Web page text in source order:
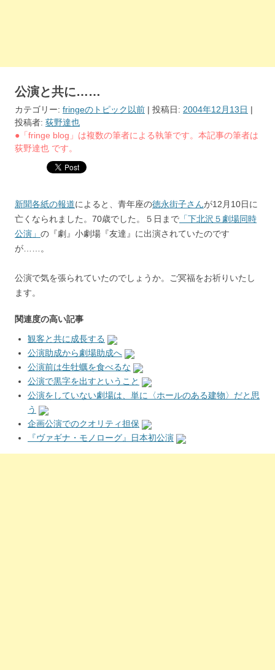
公演と共に……
カテゴリー: fringeのトピック以前 | 投稿日: 2004年12月13日 |
投稿者: 荻野達也
●「fringe blog」は複数の筆者による執筆です。本記事の筆者は
荻野達也 です。
新聞各紙の報道によると、青年座の徳永街子さんが12月10日に
亡くなられました。70歳でした。５日まで 「下北沢５劇場同時
公演」 の『劇』小劇場『友達』に出演されていたのです
が……。
公演で気を張られていたのでしょうか。ご冥福をお祈りいたし
ます。
関連度の高い記事
観客と共に成長する
公演助成から劇場助成へ
公演前は生牡蠣を食べるな
公演で黒字を出すということ
公演をしていない劇場は、単に〈ホールのある建物〉だと思
う
企画公演でのクオリティ担保
『ヴァギナ・モノローグ』日本初公演